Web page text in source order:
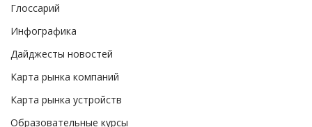
Глоссарий
Инфографика
Дайджесты новостей
Карта рынка компаний
Карта рынка устройств
Образовательные курсы